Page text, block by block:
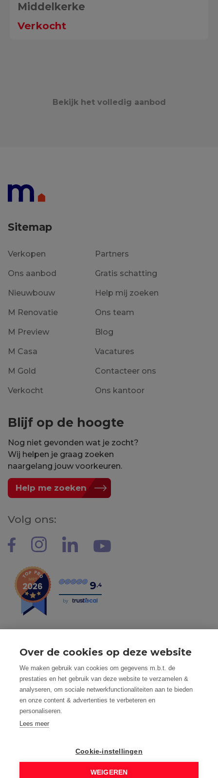
Middelkerke
Verkocht
Bekijk het volledig aanbod
Sitemap
Verkopen
Ons aanbod
Nieuwbouw
M Renovatie
M Preview
M Casa
M Gold
Verkocht
Partners
Gratis schatting
Help mij zoeken
Ons team
Blog
Vacatures
Contacteer ons
Ons kantoor
Blijf op de hoogte
Nog niet gevonden wat je zocht?
Wij helpen je graag zoeken
naargelang jouw voorkeuren.
Help me zoeken
Volg ons:
9,4
by
Mindset Real Estate bv - BTW: BE0634994563 -
Nacecode 68.100 - Maatschap. Zetel: Heuleplaats 16, 8501
Heule (Kortrijk)
Toezichthoudende autoriteit: Beroepsinstituut van
Vastgoedmakelaars, Luxemburgstraat 16 B te 1000
BIV Polisnummer 730.390.160 AXA Belgium
M Vastgoed is onderworpen aan de deontologische code
van het BIV: www.biv.be/plichtenleer
Over de cookies op deze website
We maken gebruik van cookies om gegevens m.b.t. de
prestaties en het gebruik van deze website te verzamelen &
analyseren, om sociale netwerkfunctionaliteiten aan te bieden
en onze content & advertenties te verbeteren en
personaliseren.
Lees meer
Cookie-instellingen
WEIGEREN